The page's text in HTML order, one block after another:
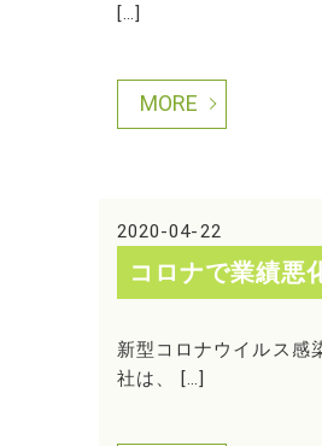
[…]
MORE
2020-04-22
コロナで業績悪
新型コロナウイルス感
社は、 […]